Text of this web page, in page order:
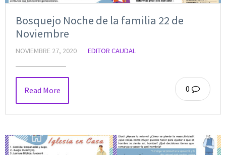
Bosquejo Noche de la familia 22 de
Noviembre
NOVIEMBRE 27, 2020 EDITOR CAUDAL
0
Read More